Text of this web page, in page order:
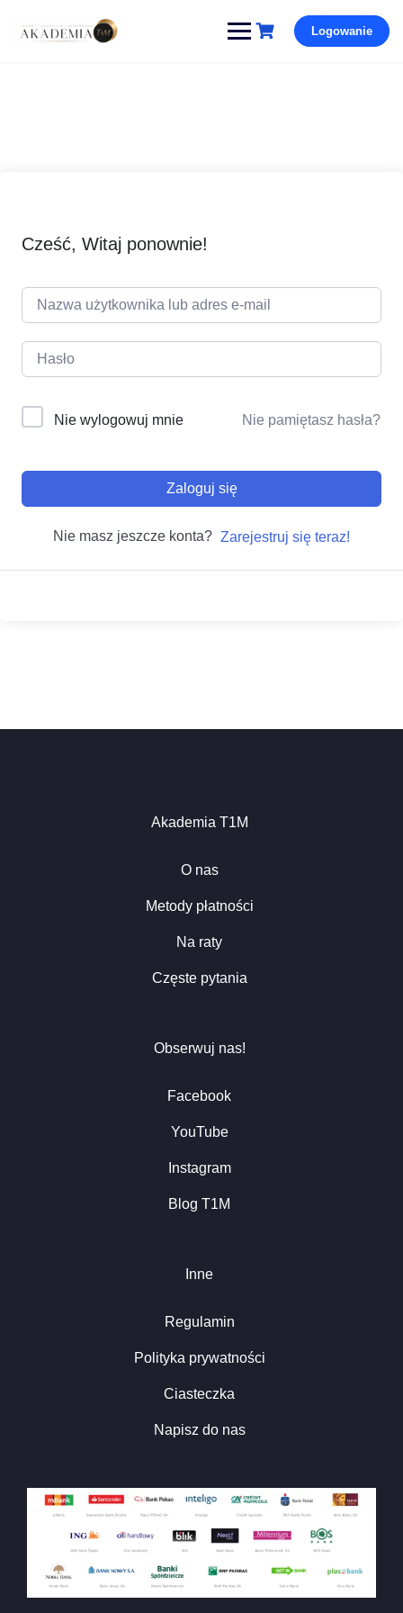
Logowanie
Cześć, Witaj ponownie!
Nie wylogowuj mnie Nie pamiętasz hasła?
Zaloguj się
Nie masz jeszcze konta? Zarejestruj się teraz!
Akademia T1M
O nas
Metody płatności
Na raty
Częste pytania
Obserwuj nas!
Facebook
YouTube
Instagram
Blog T1M
Inne
Regulamin
Polityka prywatności
Ciasteczka
Napisz do nas